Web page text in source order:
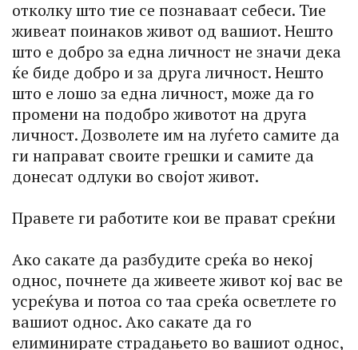
отколку што тие се познаваат себеси. Тие
живеат поинаков живот од вашиот. Нешто
што е добро за една личност не значи дека
ќе биде добро и за друга личност. Нешто
што е лошо за една личност, може да го
промени на подобро животот на друга
личност. Дозволете им на луѓето самите да
ги направат своите грешки и самите да
донесат одлуки во својот живот.
Правете ги работите кои ве прават среќни
Ако сакате да разбудите среќа во некој
однос, почнете да живеете живот кој вас ве
усреќува и потоа со таа среќа осветлете го
вашиот однос. Ако сакате да го
елиминирате страдањето во вашиот однос,